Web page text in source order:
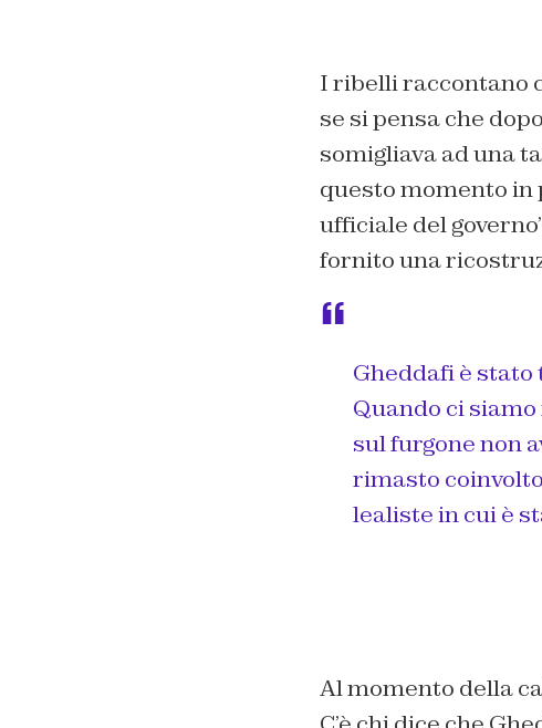
I ribelli raccontano
se si pensa che
somigliava ad una
questo momento in
ufficiale del
fornito una
Gheddafi è
Quando ci
sul furgone non
rimasto
lealiste in cui è
Al momento della